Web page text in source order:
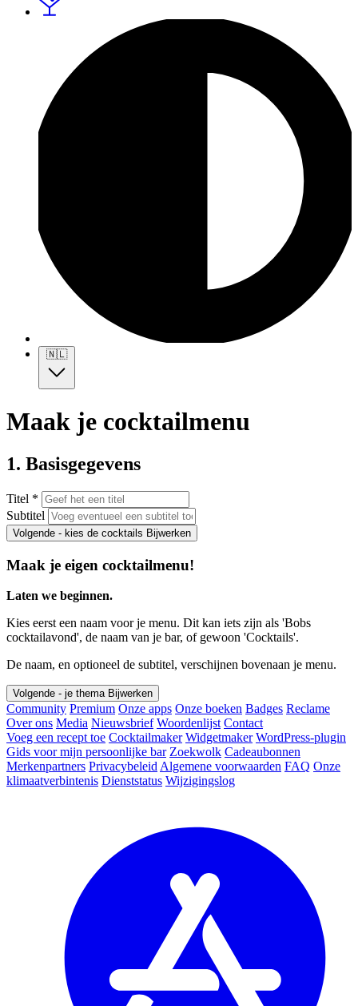
🇳🇱
Maak je cocktailmenu
1. Basisgegevens
Titel *
Subtitel
Volgende - kies de cocktails Bijwerken
Maak je eigen cocktailmenu!
Laten we beginnen.
Kies eerst een naam voor je menu. Dit kan iets zijn als 'Bobs
cocktailavond', de naam van je bar, of gewoon 'Cocktails'.
De naam, en optioneel de subtitel, verschijnen bovenaan je menu.
Volgende - je thema Bijwerken
Community Premium Onze apps Onze boeken Badges Reclame
Over ons Media Nieuwsbrief Woordenlijst Contact
Voeg een recept toe Cocktailmaker Widgetmaker WordPress-plugin
Gids voor mijn persoonlijke bar Zoekwolk Cadeaubonnen
Merkenpartners Privacybeleid Algemene voorwaarden FAQ Onze
klimaatverbintenis Dienststatus Wijzigingslog